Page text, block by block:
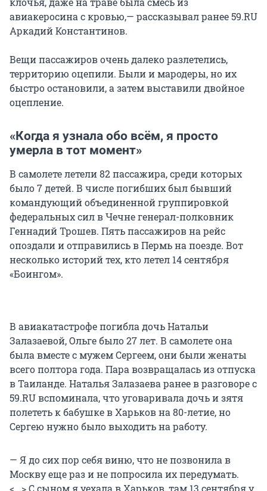
авиакеросина с кровью,— рассказывал ранее 59.RU
Аркадий Константинов.
Вещи пассажиров очень далеко разлетелись,
территорию оцепили. Были и мародеры, но их
быстро остановили, а затем выставили двойное
оцепление.
«Когда я узнала обо всём, я просто
умерла в тот момент»
В самолете летели 82 пассажира, среди которых
было 7 детей. В числе погибших был бывший
командующий объединенной группировкой
федеральных сил в Чечне генерал-полковник
Геннадий Трошев. Пять пассажиров на рейс
опоздали и отправились в Пермь на поезде. Вот
несколько историй тех, кто летел 14 сентября
«Боингом».
В авиакатастрофе погибла дочь Натальи
Залазаевой, Ольге было 27 лет. В самолете она
была вместе с мужем Сергеем, они были женаты
всего полтора года. Пара возвращалась из отпуска
в Таиланде. Наталья Залазаева ранее в разговоре с
59.RU вспоминала, что уговаривала дочь и зятя
полететь к бабушке в Харьков на 80-летие, но
Сергею нужно было выходить на работу.
— Я до сих пор себя виню, что не позвонила в
Москву еще раз и не попросила их передумать.